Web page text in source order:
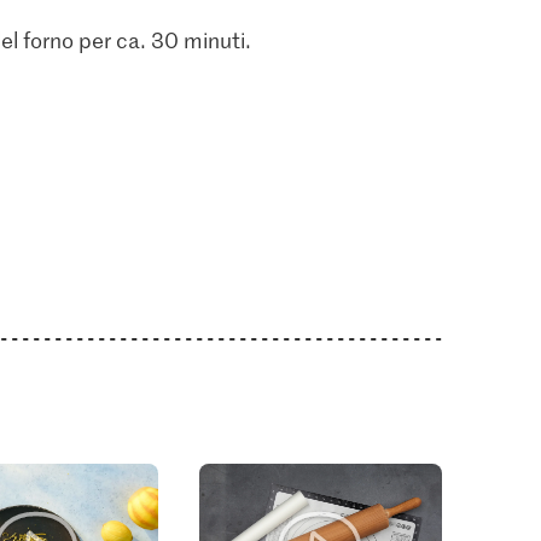
verde
forno per ca. 30 minuti.